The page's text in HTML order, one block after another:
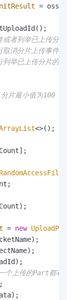
=
者列举已上传分片的
消分片上传事件
举已上传分片的
最小值为100 KB
RandomAccessFile
= new
上传的Part都有一